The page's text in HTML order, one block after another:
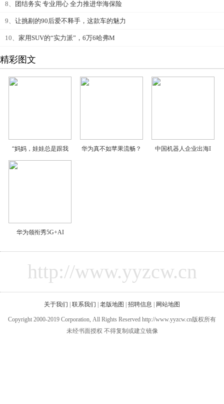
8、 团结务实 专业用心 全力推进华海保险
9、 让挑剔的90后爱不释手，这款车的魅力
10、 家用SUV的“实力派”，6万6哈弗M
精彩图文
“妈妈，娃娃总是跟我 华为真不如苹果流畅？ 中国机器人企业出海I
华为领衔秀5G+AI
http://www.yyzcw.cn
关于我们 联系我们 老版地图 招聘信息 网站地图
Copyright 2000-2019 Corporation, All Rights Reserved http://www.yyzcw.cn版权所有
未经书面授权 不得复制或建立镜像